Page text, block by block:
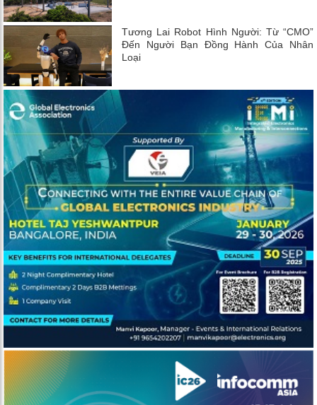
Tương Lai Robot Hình Người: Từ “CMO”
Đến Người Bạn Đồng Hành Của Nhân
Loại